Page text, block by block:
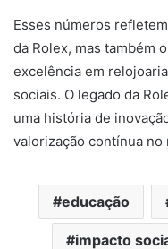
Esses números
da Rolex, mas também
excelência em
sociais. O legado da
uma história de
valorização contínua no
educação
impacto